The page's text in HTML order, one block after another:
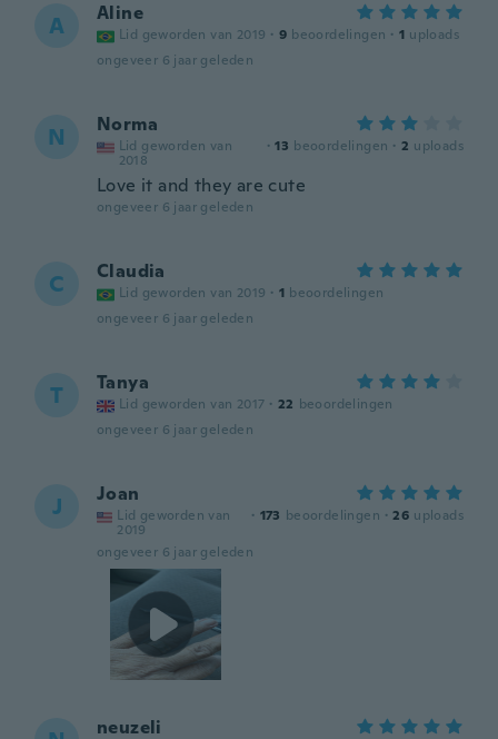
A Aline
Lid geworden van 2019 · 9 beoordelingen · 1 uploads
ongeveer 6 jaar geleden
N Norma
Lid geworden van
2018
· 13 beoordelingen · 2 uploads
Love it and they are cute
ongeveer 6 jaar geleden
C Claudia
Lid geworden van 2019 · 1 beoordelingen
ongeveer 6 jaar geleden
T Tanya
Lid geworden van 2017 · 22 beoordelingen
ongeveer 6 jaar geleden
J Joan
Lid geworden van
2019
· 173 beoordelingen · 26 uploads
ongeveer 6 jaar geleden
neuzeli